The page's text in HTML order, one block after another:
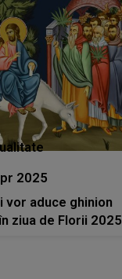
2025
vor aduce ghinion
ziua de Florii 2025